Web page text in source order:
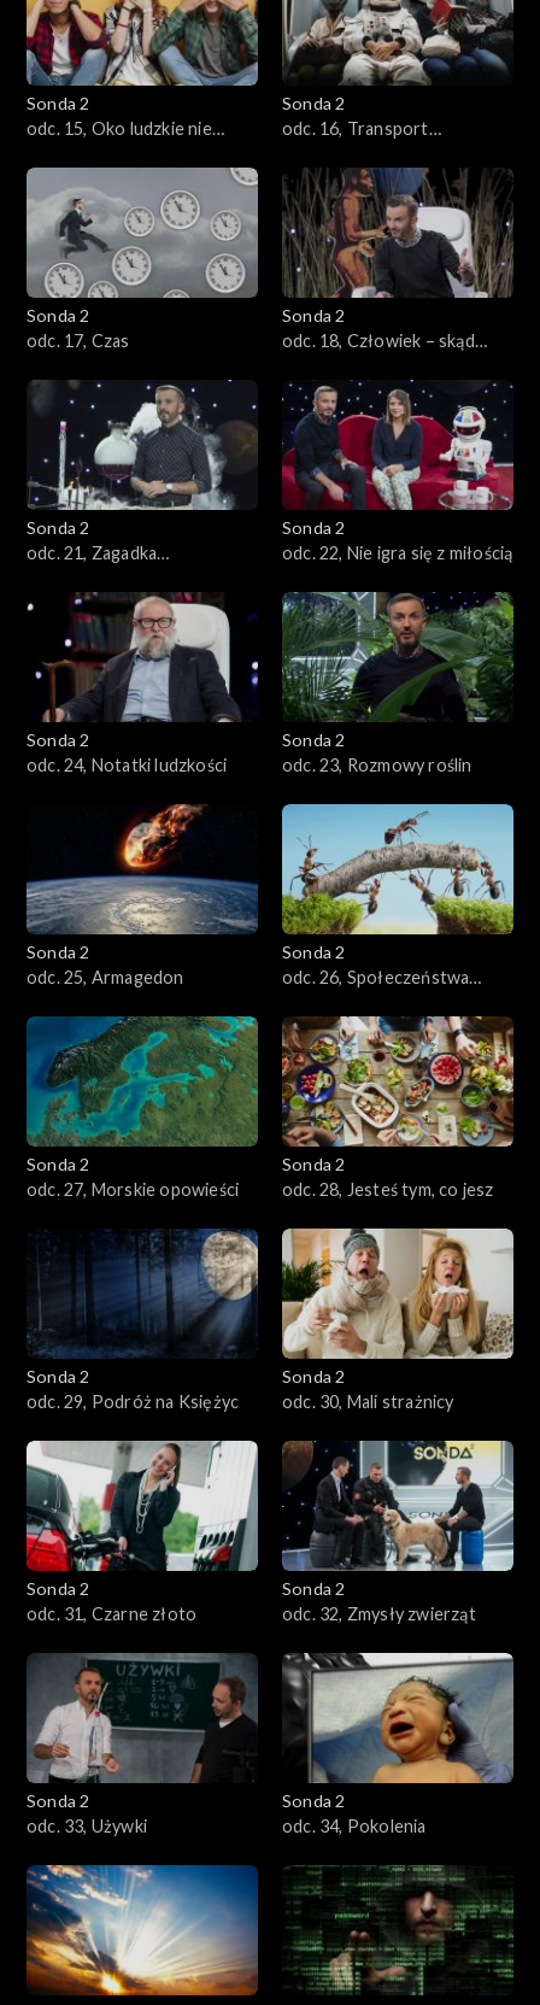
Sonda 2
odc. 15, Oko ludzkie nie
widziało
Sonda 2
odc. 16, Transport
Sonda 2
odc. 17, Czas
Sonda 2
odc. 18, Człowiek – skąd
zmierzamy?
Sonda 2
odc. 21, Zagadka
Sonda 2
odc. 22, Nie igra się z miłością
Sonda 2
odc. 24, Notatki ludzkości
Sonda 2
odc. 23, Rozmowy roślin
Sonda 2
odc. 25, Armagedon
Sonda 2
odc. 26, Społeczeństwa
Sonda 2
odc. 27, Morskie opowieści
Sonda 2
odc. 28, Jesteś tym, co jesz
Sonda 2
odc. 29, Podróż na Księżyc
Sonda 2
odc. 30, Mali strażnicy
Sonda 2
odc. 31, Czarne złoto
Sonda 2
odc. 32, Zmysły zwierząt
Sonda 2
odc. 33, Używki
Sonda 2
odc. 34, Pokolenia